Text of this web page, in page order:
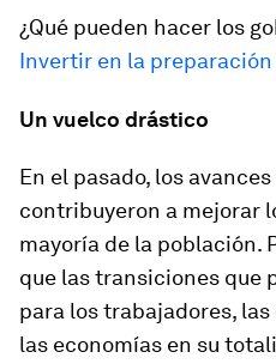
¿Qué pueden hacer los
Invertir en la
Un vuelco drástico
En el pasado, los
contribuyeron a mejorar
mayoría de la población.
que las transiciones que
para los trabajadores,
las economías en su